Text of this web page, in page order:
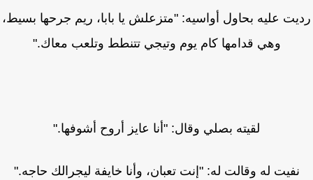
عليه بحاول أواسيه: "متزعلش يا بابا، ريم جرحها بسيط،
وهي قدامها كام يوم وتيجي تتنطط وتلعب معاك."
لقيته بصلي وقال: "أنا عايز أروح أشوفها."
نفيت له وقالت له: "إنت تعبان، وأنا خايفة ليجرالك حاجه."